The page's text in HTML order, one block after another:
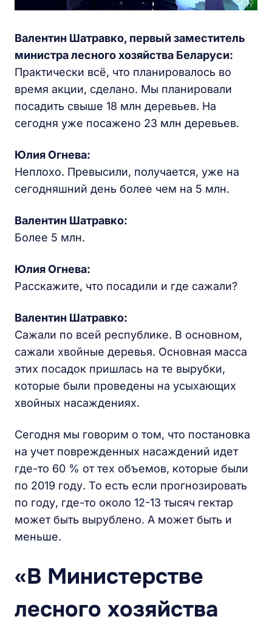
Валентин Шатравко, первый заместитель
министра лесного хозяйства Беларуси:
Практически всё, что планировалось во
время акции, сделано. Мы планировали
посадить свыше 18 млн деревьев. На
сегодня уже посажено 23 млн деревьев.
Юлия Огнева:
Неплохо. Превысили, получается, уже на
сегодняшний день более чем на 5 млн.
Валентин Шатравко:
Более 5 млн.
Юлия Огнева:
Расскажите, что посадили и где сажали?
Валентин Шатравко:
Сажали по всей республике. В основном,
сажали хвойные деревья. Основная масса
этих посадок пришлась на те вырубки,
которые были проведены на усыхающих
хвойных насаждениях.
Сегодня мы говорим о том, что постановка
на учет поврежденных насаждений идет
где-то 60 % от тех объемов, которые были
по 2019 году. То есть если прогнозировать
по году, где-то около 12-13 тысяч гектар
может быть вырублено. А может быть и
меньше.
«В Министерстве
лесного хозяйства